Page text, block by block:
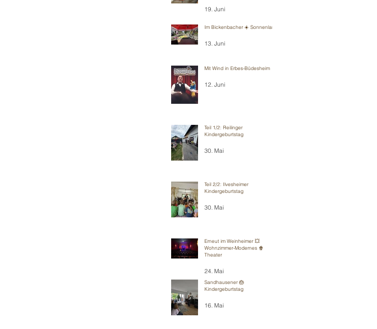
19. Juni
Im Bickenbacher ☀️ Sonnenland
13. Juni
Mit Wind in Erbes-Büdesheim
12. Juni
Teil 1/2: Reilinger
Kindergeburtstag
30. Mai
Teil 2/2: Ilvesheimer
Kindergeburtstag
30. Mai
Erneut im Weinheimer 💥
Wohnzimmer-Modernes 🍿
Theater
24. Mai
Sandhausener 🎂
Kindergeburtstag
16. Mai